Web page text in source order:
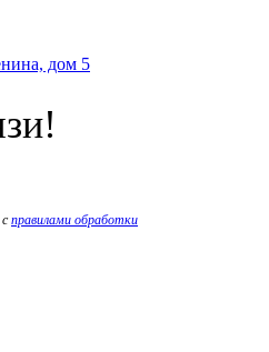
дом 5
правилами обработки